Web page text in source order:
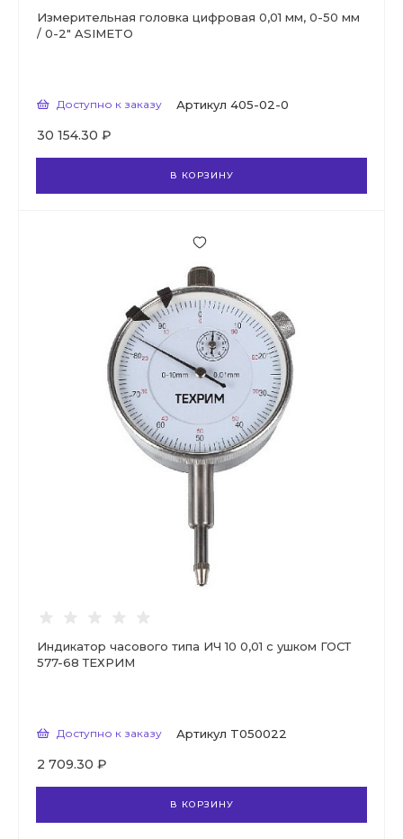
Измерительная головка цифровая 0,01 мм, 0-50 мм
/ 0-2" ASIMETO
Доступно к заказу Артикул 405-02-0
30 154.30 ₽
В КОРЗИНУ
Индикатор часового типа ИЧ 10 0,01 с ушком ГОСТ
577-68 ТЕХРИМ
Доступно к заказу Артикул T050022
2 709.30 ₽
В КОРЗИНУ